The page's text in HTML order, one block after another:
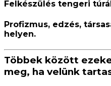
Felkészülés tengeri
Profizmus, edzés,
helyen.
Többek között
meg, ha velünk